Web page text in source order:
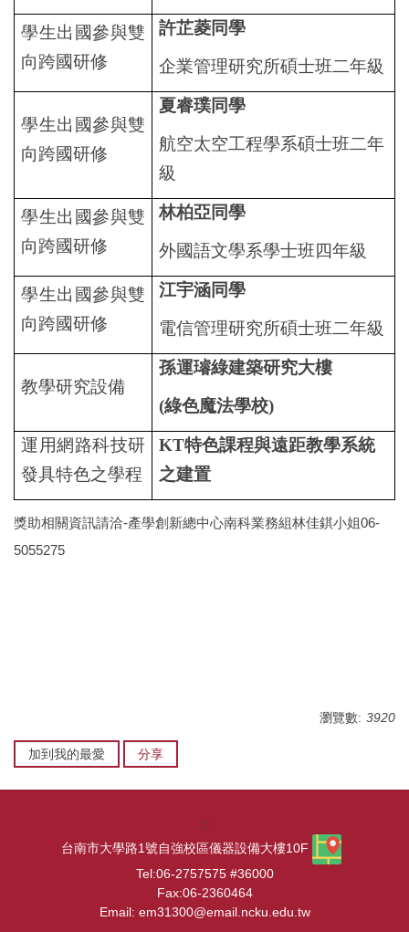
學生出國參與雙
向跨國研修
許芷菱同學
企業管理研究所碩士班二年級
學生出國參與雙
向跨國研修
夏睿璞同學
航空太空工程學系碩士班二年
級
學生出國參與雙
向跨國研修
林柏亞同學
外國語文學系學士班四年級
學生出國參與雙
向跨國研修
江宇涵同學
電信管理研究所碩士班二年級
教學研究設備
孫運璿綠建築研究大樓
(綠色魔法學校)
運用網路科技研
發具特色之學程
KT特色課程與遠距教學系統
之建置
獎助相關資訊請洽-產學創新總中心南科業務組林佳錤小姐06-
5055275
瀏覽數: 3920
加到我的最愛 分享
:::
台南市大學路1號自強校區儀器設備大樓10F
Tel:06-2757575 #36000
Fax:06-2360464
Email: em31300@email.ncku.edu.tw